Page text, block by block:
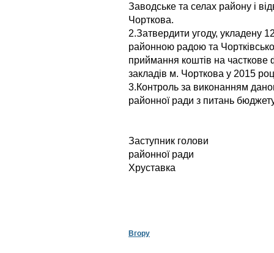
Заводське та селах району і
Чорткова.
2.Затвердити угоду, укладену
районною радою та
приймання коштів на часткове
закладів м. Чорткова у 2015
3.Контроль за виконанням
районної ради з питань
Заступник голови
Хруставка
Вгору